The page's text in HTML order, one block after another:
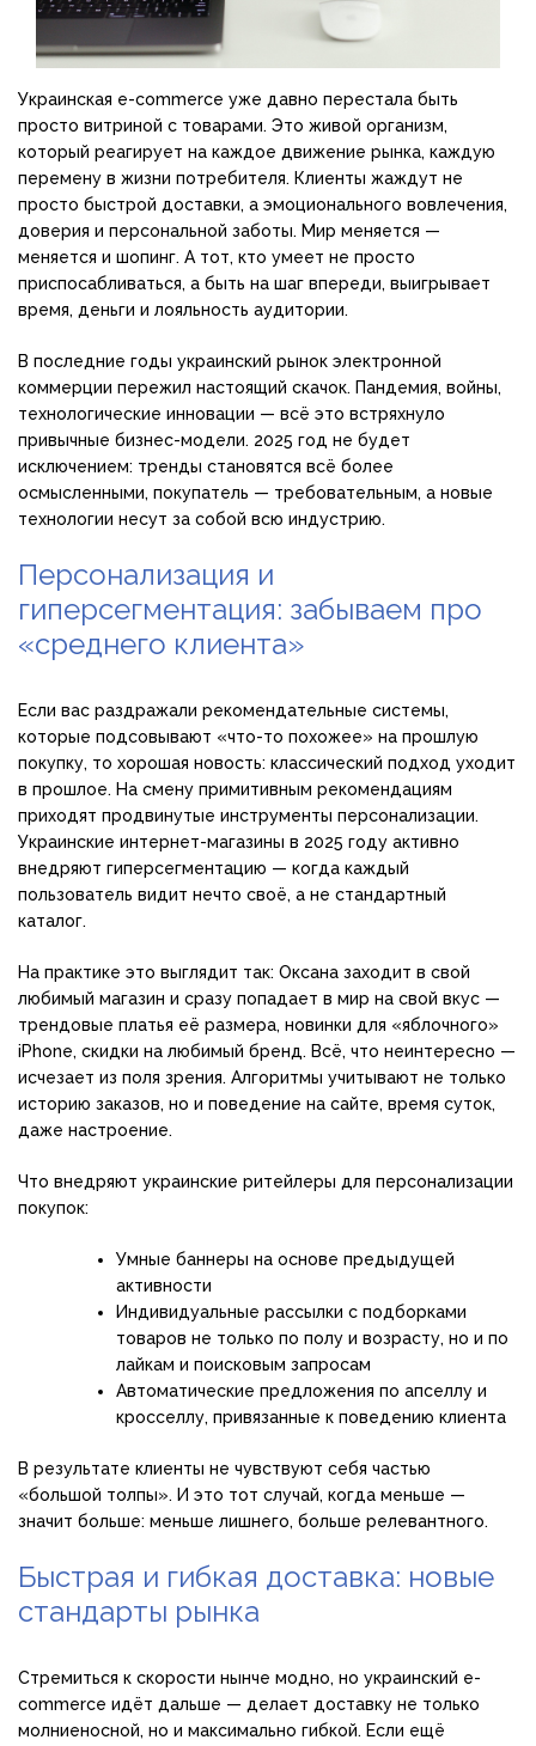
Украинская e-commerce уже давно перестала быть
просто витриной с товарами. Это живой организм,
который реагирует на каждое движение рынка, каждую
перемену в жизни потребителя. Клиенты жаждут не
просто быстрой доставки, а эмоционального вовлечения,
доверия и персональной заботы. Мир меняется —
меняется и шопинг. А тот, кто умеет не просто
приспосабливаться, а быть на шаг впереди, выигрывает
время, деньги и лояльность аудитории.
В последние годы украинский рынок электронной
коммерции пережил настоящий скачок. Пандемия, войны,
технологические инновации — всё это встряхнуло
привычные бизнес-модели. 2025 год не будет
исключением: тренды становятся всё более
осмысленными, покупатель — требовательным, а новые
технологии несут за собой всю индустрию.
Персонализация и
гиперсегментация: забываем про
«среднего клиента»
Если вас раздражали рекомендательные системы,
которые подсовывают «что-то похожее» на прошлую
покупку, то хорошая новость: классический подход уходит
в прошлое. На смену примитивным рекомендациям
приходят продвинутые инструменты персонализации.
Украинские интернет-магазины в 2025 году активно
внедряют гиперсегментацию — когда каждый
пользователь видит нечто своё, а не стандартный
каталог.
На практике это выглядит так: Оксана заходит в свой
любимый магазин и сразу попадает в мир на свой вкус —
трендовые платья её размера, новинки для «яблочного»
iPhone, скидки на любимый бренд. Всё, что неинтересно —
исчезает из поля зрения. Алгоритмы учитывают не только
историю заказов, но и поведение на сайте, время суток,
даже настроение.
Что внедряют украинские ритейлеры для персонализации
покупок:
Умные баннеры на основе предыдущей
активности
Индивидуальные рассылки с подборками
товаров не только по полу и возрасту, но и по
лайкам и поисковым запросам
Автоматические предложения по апселлу и
кросселлу, привязанные к поведению клиента
В результате клиенты не чувствуют себя частью
«большой толпы». И это тот случай, когда меньше —
значит больше: меньше лишнего, больше релевантного.
Быстрая и гибкая доставка: новые
стандарты рынка
Стремиться к скорости нынче модно, но украинский e-
commerce идёт дальше — делает доставку не только
молниеносной, но и максимально гибкой. Если ещё